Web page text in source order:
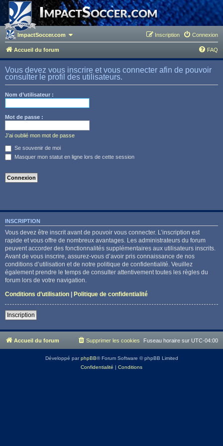
ImpactSoccer.com Connexion
Inscription
Accueil du forum FAQ
Vous devez vous inscrire et vous connecter afin de pouvoir
consulter le profil des utilisateurs.
Nom d’utilisateur :
Mot de passe :
J’ai oublié mon mot de passe
Se souvenir de moi
Masquer mon statut en ligne lors de cette session
INSCRIPTION
Vous devez être inscrit avant de pouvoir vous connecter. L’inscription est
rapide et vous offre de nombreux avantages. Les administrateurs du forum
peuvent accorder des fonctionnalités supplémentaires aux utilisateurs inscrits.
Avant de vous inscrire, assurez-vous d’avoir pris connaissance de nos
conditions d’utilisation et de notre politique de confidentialité. Veuillez
également prendre le temps de consulter attentivement toutes les règles du
forum lors de votre navigation.
Conditions d’utilisation | Politique de confidentialité
Inscription
Accueil du forum Fuseau horaire sur UTC-04:00
Supprimer les cookies
Développé parphpBB® Forum Software © phpBB Limited
Confidentialité | Conditions